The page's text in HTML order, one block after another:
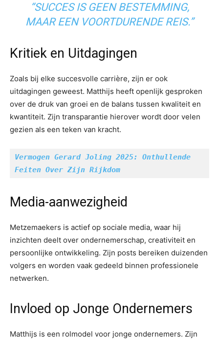
“SUCCES IS GEEN BESTEMMING,
MAAR EEN VOORTDURENDE REIS.”
Kritiek en Uitdagingen
Zoals bij elke succesvolle carrière, zijn er ook
uitdagingen geweest. Matthijs heeft openlijk gesproken
over de druk van groei en de balans tussen kwaliteit en
kwantiteit. Zijn transparantie hierover wordt door velen
gezien als een teken van kracht.
Vermogen Gerard Joling 2025: Onthullende
Feiten Over Zijn Rijkdom
Media-aanwezigheid
Metzemaekers is actief op sociale media, waar hij
inzichten deelt over ondernemerschap, creativiteit en
persoonlijke ontwikkeling. Zijn posts bereiken duizenden
volgers en worden vaak gedeeld binnen professionele
netwerken.
Invloed op Jonge Ondernemers
Matthijs is een rolmodel voor jonge ondernemers. Zijn